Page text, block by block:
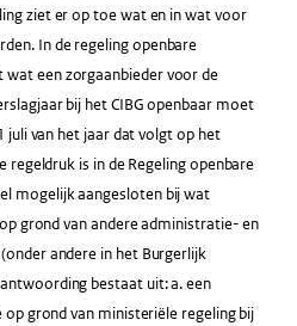
ziet er op toe wat en in wat voor
In de regeling openbare
een zorgaanbieder voor de
bij het CIBG openbaar moet
van het jaar dat volgt op het
regeldruk is in de Regeling openbare
mogelijk aangesloten bij wat
grond van andere administratie- en
andere in het Burgerlijk
bestaat uit: a. een
grond van ministeriële regeling bij